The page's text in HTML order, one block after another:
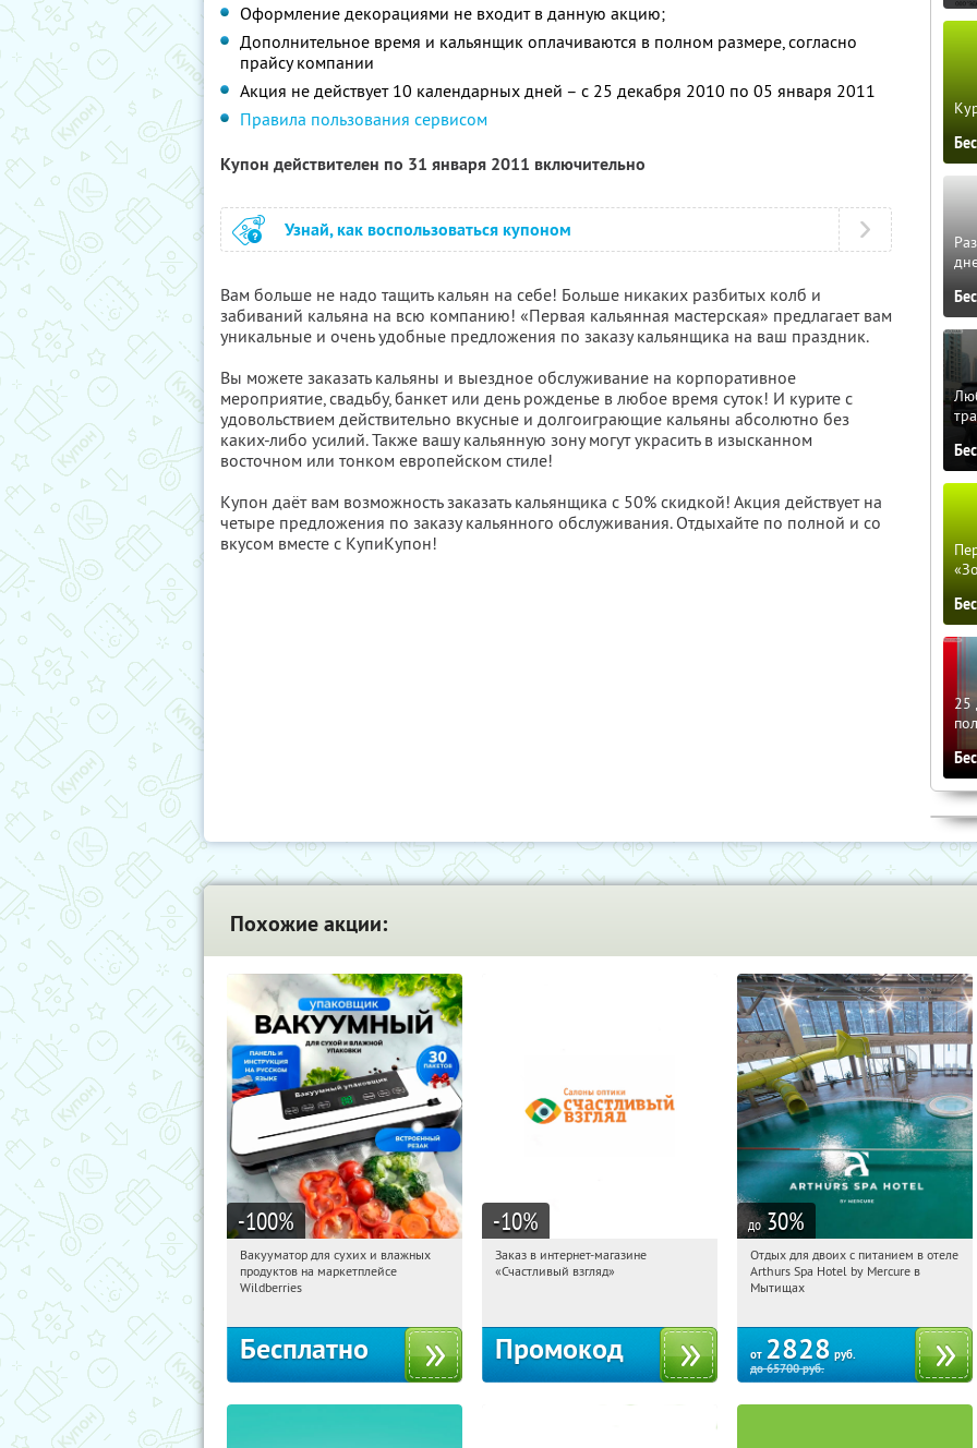
Оформление декорациями не входит в данную акцию;
Дополнительное время и кальянщик оплачиваются в полном размере, согласно
прайсу компании
Акция не действует 10 календарных дней – с 25 декабря 2010 по 05 января 2011
Правила пользования сервисом
Купон действителен по 31 января 2011 включительно
Узнай, как воспользоваться купоном
Вам больше не надо тащить кальян на себе! Больше никаких разбитых колб и
забиваний кальяна на всю компанию! «Первая кальянная мастерская» предлагает вам
уникальные и очень удобные предложения по заказу кальянщика на ваш праздник.
Вы можете заказать кальяны и выездное обслуживание на корпоративное
мероприятие, свадьбу, банкет или день рожденье в любое время суток! И курите с
удовольствием действительно вкусные и долгоиграющие кальяны абсолютно без
каких-либо усилий. Также вашу кальянную зону могут украсить в изысканном
восточном или тонком европейском стиле!
Купон даёт вам возможность заказать кальянщика с 50% скидкой! Акция действует на
четыре предложения по заказу кальянного обслуживания. Отдыхайте по полной и со
вкусом вместе с КупиКупон!
25
Похожие акции:
-100%
18:19:07 Получили:174
Россия
Вакууматор для сухих и влажных
продуктов на маркетплейсе
Wildberries
Бесплатно
-10%
18:19:07
Получи первым!
Заказ в интернет-магазине
«Счастливый взгляд»
Промокод
до 30%
18:19:07
Купи первым!
Московская обл., г. Мытищи, д.
Отдых для двоих с питанием в отеле
Arthurs Spa Hotel by Mercure в
Мытищах
от 2828 руб.
до65700руб.